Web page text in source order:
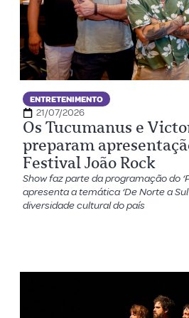
ENTRETENIMENTO
21/07/2026
Os Tucumanus e
preparam
Festival João Rock
Show faz parte da programação do
apresenta a temática ‘De Norte a
diversidade cultural do país